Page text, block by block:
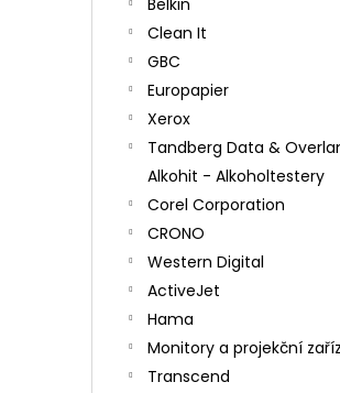
Belkin
Clean It
GBC
Europapier
Xerox
Tandberg Data &
Alkohit - Alkoholtestery
Corel Corporation
CRONO
Western Digital
ActiveJet
Hama
Monitory a projekční
Transcend